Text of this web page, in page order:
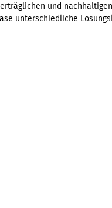
und
unterschiedliche